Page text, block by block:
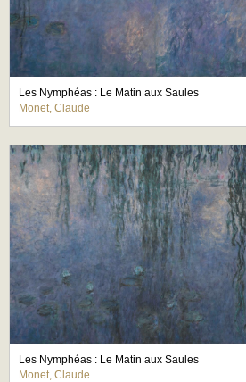
Les Nymphéas : Le Matin aux Saules
Monet, Claude
Les Nymphéas : Le Matin aux Saules
Monet, Claude